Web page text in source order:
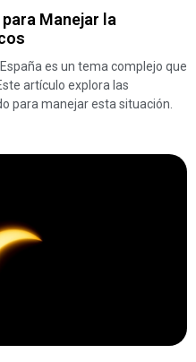
Manejar la
es un tema complejo que
artículo explora las
para manejar esta situación.